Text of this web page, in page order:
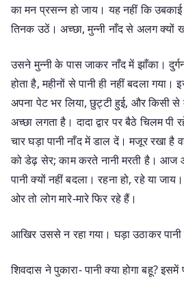
का मन प्रसन्न हो जाय। यह नहीं कि
तिनक उठें। अच्छा, मुन्नी नाँद से अलग क्यों
उसने मुन्नी के पास जाकर नाँद में झाँका।
होता है, महीनों से पानी ही नहीं बदला गया।
अपना पेट भर लिया, छुट्टी हुई, और किसी
अच्छा लगता है। दादा द्वार पर बैठे चिलम पी
चार घड़ा पानी नाँद में डाल दें। मजूर रखा है
को डेढ़ सेर; काम करते नानी मरती है। आज
पानी क्यों नहीं बदला। रहना हो, रहे या
ओर तो लोग मारे-मारे फिर रहे हैं।
आखिर उससे न रहा गया। घड़ा उठाकर
शिवदास ने पुकारा- पानी क्या होगा बहू?